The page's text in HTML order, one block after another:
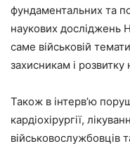
фундаментальних та
наукових досліджень
саме військовій
захисникам і розвитку
Також в інтерв’ю
кардіохірургії,
військовослужбовців